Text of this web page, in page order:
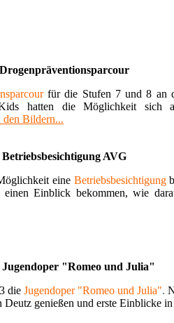
Drogenpräventionsparcour
für die Stufen 7 und 8 an
hatten die Möglichkeit sich
den Bildern...
Betriebsbesichtigung AVG
eine Betriebsbesichtigung
einen Einblick bekommen, wie
Jugendoper "Romeo und Julia"
die Jugendoper "Romeo und Julia".
genießen und erste Einblicke